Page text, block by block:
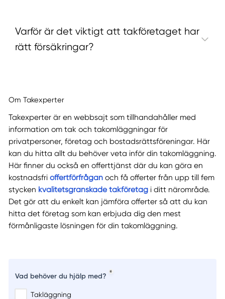
Varför är det viktigt att takföretaget har
rätt försäkringar?
Om Takexperter
Takexperter är en webbsajt som tillhandahåller med
information om tak och takomläggningar för
privatpersoner, företag och bostadsrättsföreningar. Här
kan du hitta allt du behöver veta inför din takomläggning.
Här finner du också en offerttjänst där du kan göra en
kostnadsfri offertförfråganoch få offerter från upp till fem
stycken kvalitetsgranskade takföretagi ditt närområde.
Det gör att du enkelt kan jämföra offerter så att du kan
hitta det företag som kan erbjuda dig den mest
förmånligaste lösningen för din takomläggning.
Vad behöver du hjälp med?
Takläggning